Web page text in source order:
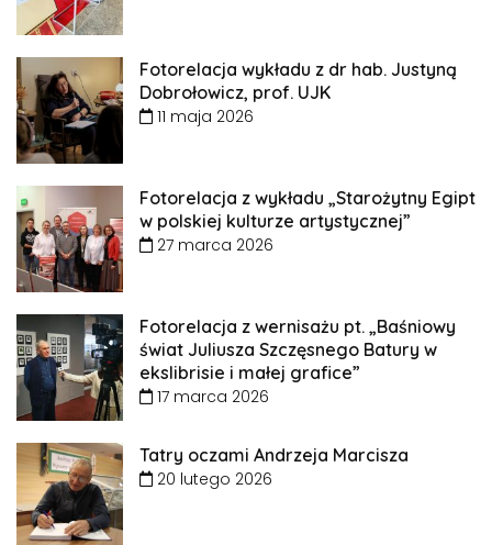
Fotorelacja wykładu z dr hab. Justyną
Dobrołowicz, prof. UJK
11 maja 2026
Fotorelacja z wykładu „Starożytny Egipt
w polskiej kulturze artystycznej”
27 marca 2026
Fotorelacja z wernisażu pt. „Baśniowy
świat Juliusza Szczęsnego Batury w
ekslibrisie i małej grafice”
17 marca 2026
Tatry oczami Andrzeja Marcisza
20 lutego 2026